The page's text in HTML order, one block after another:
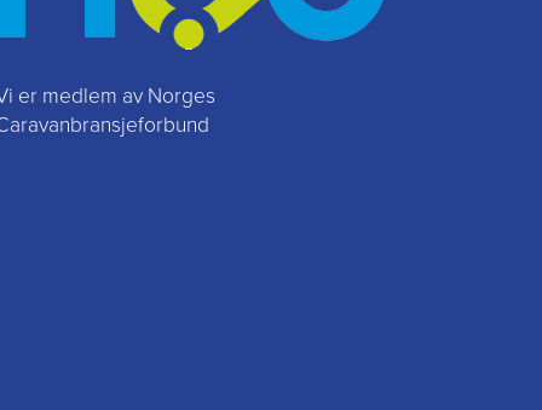
er medlem av Norges